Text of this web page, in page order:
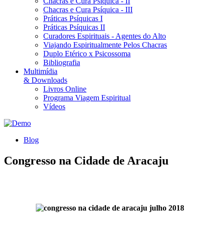
Chacras e Cura Psíquica - III
Práticas Psíquicas I
Práticas Psíquicas II
Curadores Espirituais - Agentes do Alto
Viajando Espiritualmente Pelos Chacras
Duplo Etérico x Psicossoma
Bibliografia
Multimídia
& Downloads
Livros Online
Programa Viagem Espiritual
Vídeos
Blog
Congresso na Cidade de Aracaju